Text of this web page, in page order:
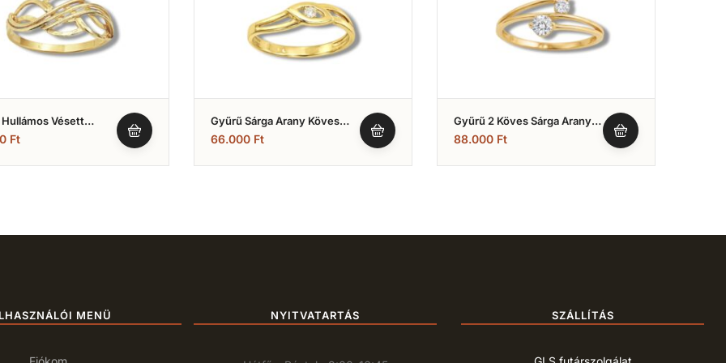
Vésett
Ft
Gyűrű Sárga Arany Köves
(Nr.28)
66.000 Ft
Gyűrű 2 Köves Sárga Arany
(Nr.29)
88.000 Ft
MENÜ NYITVATARTÁS SZÁLLÍTÁS